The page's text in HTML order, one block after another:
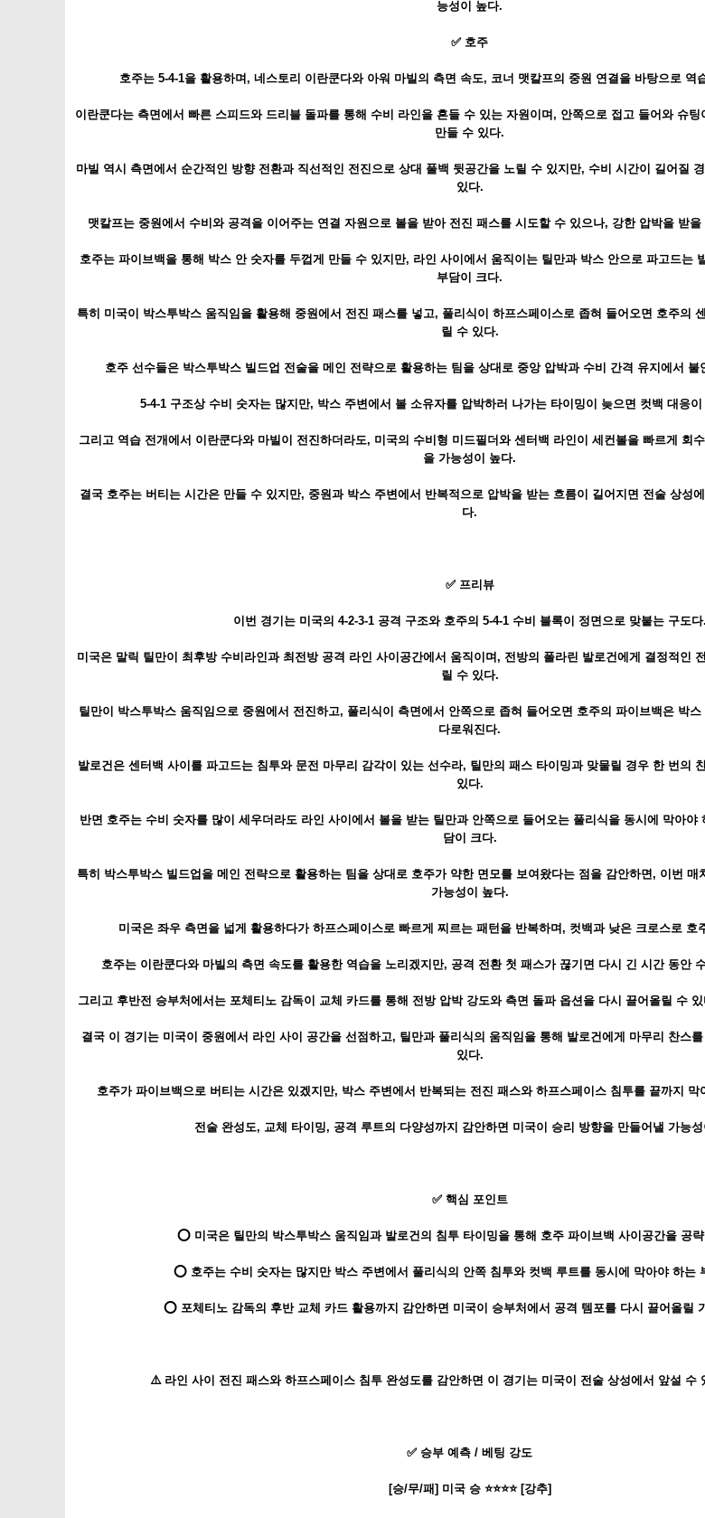
능성이 높다.
✅ 호주
호주는 5-4-1을 활용하며, 네스토리 이란쿤다와 아워 마빌의 측면 속도, 코너 맷칼프의 중원 연결을 바탕으로 역
이란쿤다는 측면에서 빠른 스피드와 드리블 돌파를 통해 수비 라인을 흔들 수 있는 자원이며, 안쪽으로 접고 들어와 슈
만들 수 있다.
마빌 역시 측면에서 순간적인 방향 전환과 직선적인 전진으로 상대 풀백 뒷공간을 노릴 수 있지만, 수비 시간이 길어질
있다.
맷칼프는 중원에서 수비와 공격을 이어주는 연결 자원으로 볼을 받아 전진 패스를 시도할 수 있으나, 강한 압박을 받
호주는 파이브백을 통해 박스 안 숫자를 두껍게 만들 수 있지만, 라인 사이에서 움직이는 틸만과 박스 안으로 파고드는
부담이 크다.
특히 미국이 박스투박스 움직임을 활용해 중원에서 전진 패스를 넣고, 풀리식이 하프스페이스로 좁혀 들어오면 호주의
릴 수 있다.
호주 선수들은 박스투박스 빌드업 전술을 메인 전략으로 활용하는 팀을 상대로 중앙 압박과 수비 간격 유지에서 불
5-4-1 구조상 수비 숫자는 많지만, 박스 주변에서 볼 소유자를 압박하러 나가는 타이밍이 늦으면 컷백 대응
그리고 역습 전개에서 이란쿤다와 마빌이 전진하더라도, 미국의 수비형 미드필더와 센터백 라인이 세컨볼을 빠르게 회
을 가능성이 높다.
결국 호주는 버티는 시간은 만들 수 있지만, 중원과 박스 주변에서 반복적으로 압박을 받는 흐름이 길어지면 전술 상성
다.
✅ 프리뷰
이번 경기는 미국의 4-2-3-1 공격 구조와 호주의 5-4-1 수비 블록이 정면으로 맞붙는 구도다.
미국은 말릭 틸만이 최후방 수비라인과 최전방 공격 라인 사이공간에서 움직이며, 전방의 폴라린 발로건에게 결정적인
릴 수 있다.
틸만이 박스투박스 움직임으로 중원에서 전진하고, 풀리식이 측면에서 안쪽으로 좁혀 들어오면 호주의 파이브백은 박
다로워진다.
발로건은 센터백 사이를 파고드는 침투와 문전 마무리 감각이 있는 선수라, 틸만의 패스 타이밍과 맞물릴 경우 한 번의
있다.
반면 호주는 수비 숫자를 많이 세우더라도 라인 사이에서 볼을 받는 틸만과 안쪽으로 들어오는 풀리식을 동시에 막아야
담이 크다.
특히 박스투박스 빌드업을 메인 전략으로 활용하는 팀을 상대로 호주가 약한 면모를 보여왔다는 점을 감안하면, 이번 매
가능성이 높다.
미국은 좌우 측면을 넓게 활용하다가 하프스페이스로 빠르게 찌르는 패턴을 반복하며, 컷백과 낮은 크로스로 호
호주는 이란쿤다와 마빌의 측면 속도를 활용한 역습을 노리겠지만, 공격 전환 첫 패스가 끊기면 다시 긴 시간 동안
그리고 후반전 승부처에서는 포체티노 감독이 교체 카드를 통해 전방 압박 강도와 측면 돌파 옵션을 다시 끌어올릴 수
결국 이 경기는 미국이 중원에서 라인 사이 공간을 선점하고, 틸만과 풀리식의 움직임을 통해 발로건에게 마무리 찬스
있다.
호주가 파이브백으로 버티는 시간은 있겠지만, 박스 주변에서 반복되는 전진 패스와 하프스페이스 침투를 끝까지 막
전술 완성도, 교체 타이밍, 공격 루트의 다양성까지 감안하면 미국이 승리 방향을 만들어낼 가능
✅ 핵심 포인트
⭕ 미국은 틸만의 박스투박스 움직임과 발로건의 침투 타이밍을 통해 호주 파이브백 사이공간을 공
⭕ 호주는 수비 숫자는 많지만 박스 주변에서 풀리식의 안쪽 침투와 컷백 루트를 동시에 막아야 하는
⭕ 포체티노 감독의 후반 교체 카드 활용까지 감안하면 미국이 승부처에서 공격 템포를 다시 끌어올릴
⚠️ 라인 사이 전진 패스와 하프스페이스 침투 완성도를 감안하면 이 경기는 미국이 전술 상성에서 앞설 수
✅ 승부 예측 / 베팅 강도
[승/무/패] 미국 승 ⭐⭐⭐⭐ [강추]